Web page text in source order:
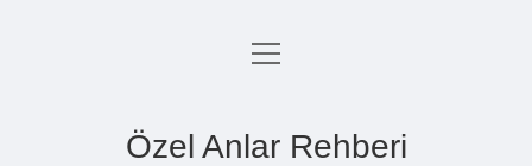
Anasayfa
menüyü
Özel Anlar Rehberi